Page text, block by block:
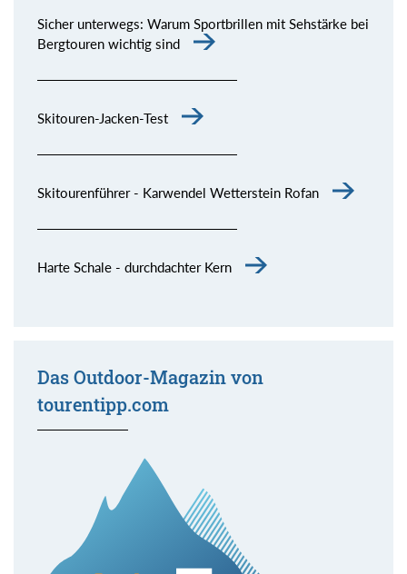
Sicher unterwegs: Warum Sportbrillen mit Sehstärke bei
Bergtouren wichtig sind
Skitouren-Jacken-Test
Skitourenführer - Karwendel Wetterstein Rofan
Harte Schale - durchdachter Kern
Das Outdoor-Magazin von
tourentipp.com